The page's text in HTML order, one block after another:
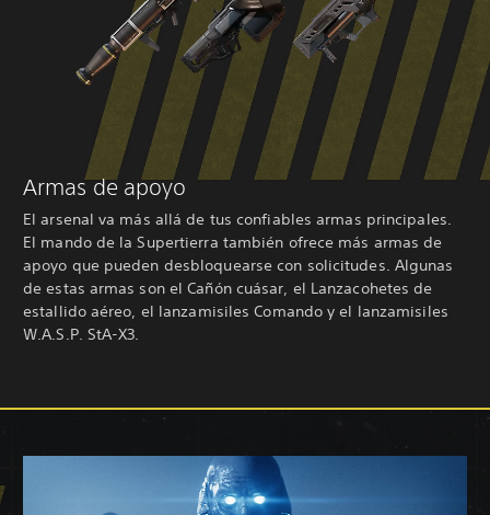
Armas de apoyo
El arsenal va más allá de tus confiables armas principales.
El mando de la Supertierra también ofrece más armas de
apoyo que pueden desbloquearse con solicitudes. Algunas
de estas armas son el Cañón cuásar, el Lanzacohetes de
estallido aéreo, el lanzamisiles Comando y el lanzamisiles
W.A.S.P. StA-X3.